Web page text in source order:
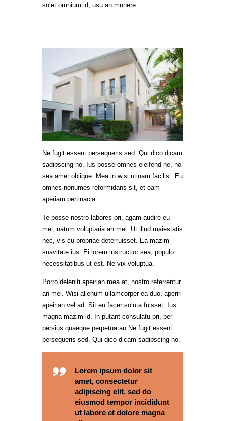
solet omnium id, usu an munere.
Ne fugit essent persequeris sed. Qui dico dicam
sadipscing no. Ius posse omnes eleifend ne, no
sea amet oblique. Mea in wisi utinam facilisi. Eu
omnes nonumes reformidans sit, et eam
aperiam pertinacia.
Te posse nostro labores pri, agam audire eu
mei, natum voluptaria an mel. Ut illud maiestatis
nec, vis cu propriae deterruisset. Ea mazim
suavitate ius. Ei lorem instructior sea, populo
necessitatibus ut est. Ne vix voluptua.
Porro deleniti apeirian mea at, nostro referrentur
an mei. Wisi alienum ullamcorper ea duo, aperiri
apeirian vel ad. Sit eu facer soluta fuisset. Ius
magna mazim id. In putant consulatu pri, per
persius quaeque perpetua an.Ne fugit essent
persequeris sed. Qui dico dicam sadipscing no.
Lorem ipsum dolor sit
amet, consectetur
adipiscing elit, sed do
eiusmod tempor incididunt
ut labore et dolore magna